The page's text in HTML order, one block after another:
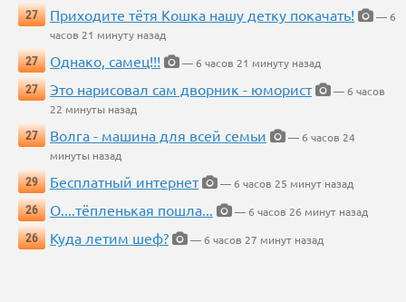
27
Приходите тётя Кошка нашу детку покачать!
— 6
часов 21 минуту назад
27
Однако, самец!!!
— 6 часов 21 минуту назад
27
Это нарисовал сам дворник - юморист
— 6 часов
22 минуты назад
27
Волга - машина для всей семьи
— 6 часов 24
минуты назад
29
Бесплатный интернет
— 6 часов 25 минут назад
26
О....тёпленькая пошла...
— 6 часов 26 минут назад
26
Куда летим шеф? — 6 часов 27 минут назад